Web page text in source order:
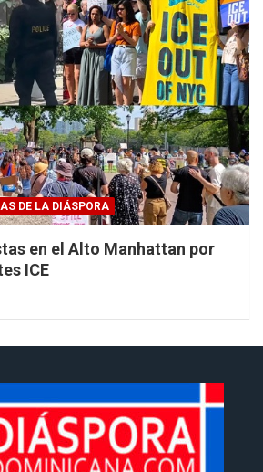
DE LA DIÁSPORA
en el Alto Manhattan por
ICE